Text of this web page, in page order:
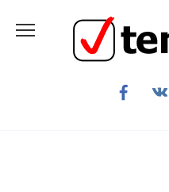
содержанию